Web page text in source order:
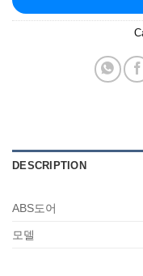
DESCRIPTION
ABS도어
모델